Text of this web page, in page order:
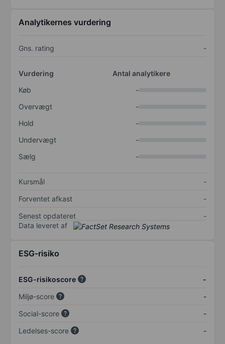
Analytikernes vurdering
Gns. rating -
Vurdering
Antal analytikere
Køb
-
Overvægt
-
Hold
-
Undervægt
-
Sælg
-
Kursmål
-
Forventet afkast
-
Senest opdateret
-
Data leveret af
ESG-risiko
ESG-risikoscore
-
Miljø-score
-
Social-score
-
Ledelses-score
-